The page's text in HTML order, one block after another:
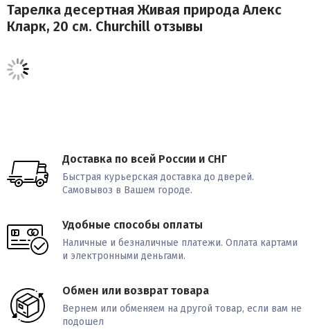
Тарелка десертная Живая природа Алекс
Кларк, 20 см. Churchill отзывы
Доставка по всей России и СНГ
Быстрая курьерская доставка до дверей.
Самовывоз в Вашем городе.
Удобные способы оплаты
Наличные и безналичные платежи. Оплата картами
и электронными деньгами.
Обмен или возврат товара
Вернем или обменяем на другой товар, если вам не
подошел